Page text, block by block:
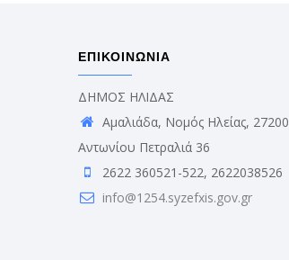
ΕΠΙΚΟΙΝΩΝΙΑ
ΔΗΜΟΣ ΗΛΙΔΑΣ
Αμαλιάδα, Νομός Ηλείας,
Αντωνίου Πετραλιά 36
2622 360521-522, 2622038526
info@1254.syzefxis.gov.gr